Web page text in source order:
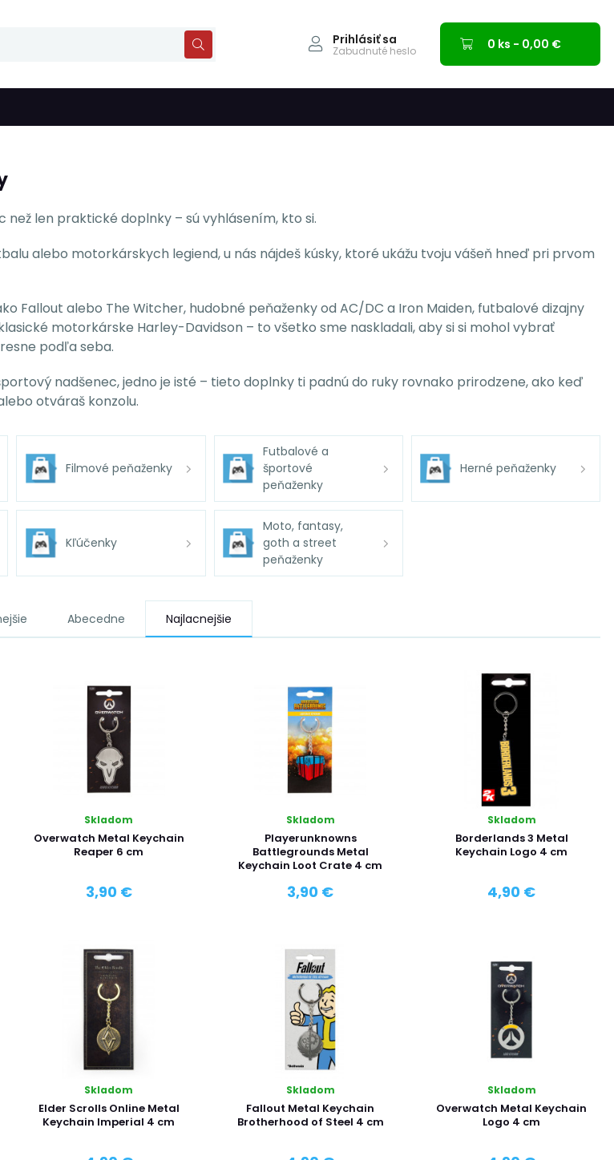
Prihlásiť sa
Zabudnuté heslo 0 ks - 0,00 €
než len praktické doplnky – sú vyhlásením, kto si.
alebo motorkárskych legiend, u nás nájdeš kúsky, ktoré ukážu tvoju vášeň hneď pri prvom
Fallout alebo The Witcher, hudobné peňaženky od AC/DC a Iron Maiden, futbalové dizajny
motorkárske Harley-Davidson – to všetko sme naskladali, aby si si mohol vybrať
podľa seba.
nadšenec, jedno je isté – tieto doplnky ti padnú do ruky rovnako prirodzene, ako keď
otváraš konzolu.
Filmové peňaženky
Futbalové a
športové
peňaženky
Herné peňaženky
Kľúčenky
Moto, fantasy,
goth a street
peňaženky
Abecedne Najlacnejšie
Skladom
Overwatch Metal Keychain
Reaper 6 cm
3,90 €
Skladom
Playerunknowns
Battlegrounds Metal
Keychain Loot Crate 4 cm
3,90 €
Skladom
Borderlands 3 Metal
Keychain Logo 4 cm
4,90 €
Skladom
Elder Scrolls Online Metal
Keychain Imperial 4 cm
Skladom
Fallout Metal Keychain
Brotherhood of Steel 4 cm
Skladom
Overwatch Metal Keychain
Logo 4 cm